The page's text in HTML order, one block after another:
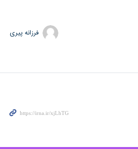
فرزانه پیری